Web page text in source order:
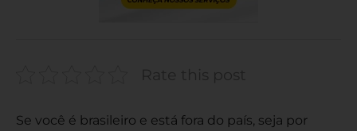
Se você é brasileiro e está fora do país, seja por